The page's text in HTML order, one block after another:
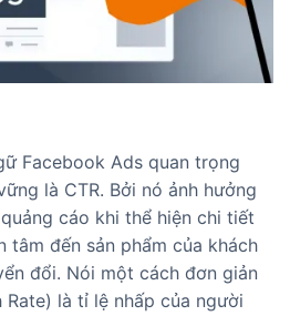
Facebook Ads quan trọng
là CTR. Bởi nó ảnh hưởng
cáo khi thể hiện chi tiết
tâm đến sản phẩm của khách
đổi. Nói một cách đơn giản
là tỉ lệ nhấp của người